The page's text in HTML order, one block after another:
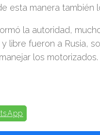
esta manera también
la autoridad,
libre fueron a Rusia,
los motorizados.